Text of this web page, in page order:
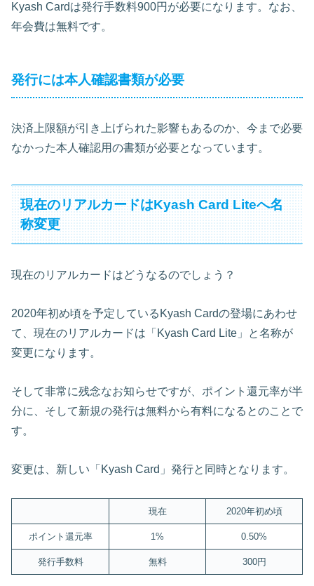
Kyash Cardは発行手数料900円が必要になります。なお、
年会費は無料です。
発行には本人確認書類が必要
決済上限額が引き上げられた影響もあるのか、今まで必要
なかった本人確認用の書類が必要となっています。
現在のリアルカードはKyash Card Liteへ名
称変更
現在のリアルカードはどうなるのでしょう？
2020年初め頃を予定しているKyash Cardの登場にあわせ
て、現在のリアルカードは「Kyash Card Lite」と名称が
変更になります。
そして非常に残念なお知らせですが、ポイント還元率が半
分に、そして新規の発行は無料から有料になるとのことで
す。
変更は、新しい「Kyash Card」発行と同時となります。
現在 2020年初め頃
ポイント還元率 1% 0.50%
発行手数料 無料 300円